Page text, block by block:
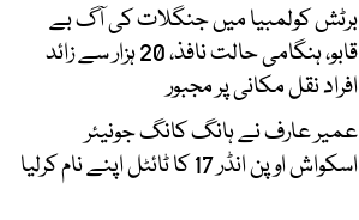
برٹش کولمبیا میں جنگلات کی آگ بے
قابو، ہنگامی حالت نافذ، 20 ہزار سے زائد
افراد نقل مکانی پر مجبور
عمیر عارف نے ہانگ کانگ جونیئر
اسکواش اوپن انڈر 17 کا ٹائٹل اپنے نام کرلیا